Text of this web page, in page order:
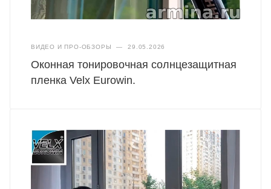
ВИДЕО И ПРО-ОБЗОРЫ — 29.05.2026
Оконная тонировочная солнцезащитная
пленка Velx Eurowin.